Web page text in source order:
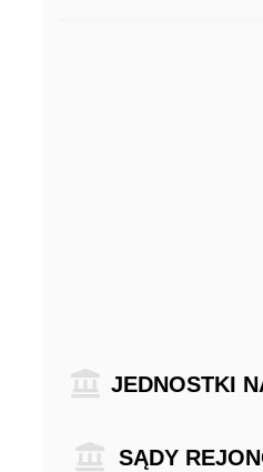
Jednostki
JEDNOSTKI
Sądy Rejonowe
SĄDY